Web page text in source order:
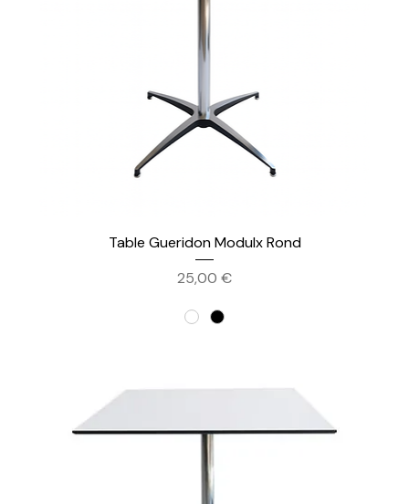
Table Gueridon Modulx Rond
Prix
25,00 €